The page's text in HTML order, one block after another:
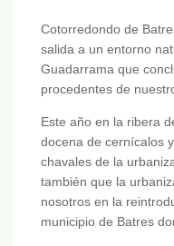
Cotorredondo de
salida a un entorno
Guadarrama que
procedentes de
Este año en la ribera
docena de cernícalos
chavales de la
también que la
nosotros en la
municipio de Batres